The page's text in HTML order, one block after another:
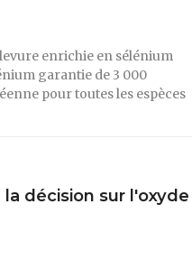
enrichie en sélénium
garantie de 3 000
pour toutes les espèces
décision sur l'oxyde